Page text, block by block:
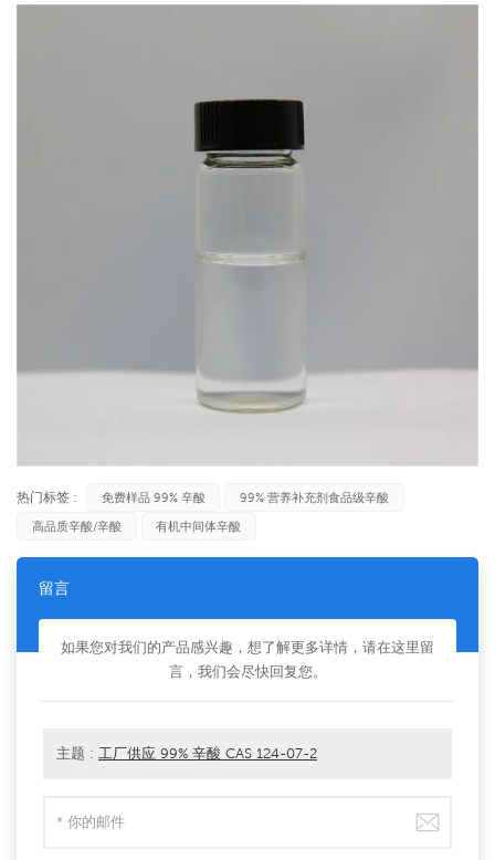
热门标签 : 免费样品 99% 辛酸
99% 营养补充剂食品级辛酸
高品质辛酸/辛酸
有机中间体辛酸
留言
如果您对我们的产品感兴趣，想了解更多详情，请在这里留
言，我们会尽快回复您。
主题 : 工厂供应 99% 辛酸 CAS 124-07-2